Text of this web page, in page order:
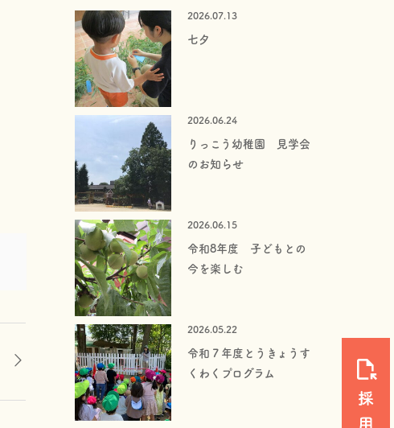
2026.07.13
七夕
2026.06.24
りっこう幼稚園 見学会
のお知らせ
2026.06.15
令和8年度 子どもとの
今を楽しむ
2026.05.22
令和７年度とうきょうす
くわくプログラム